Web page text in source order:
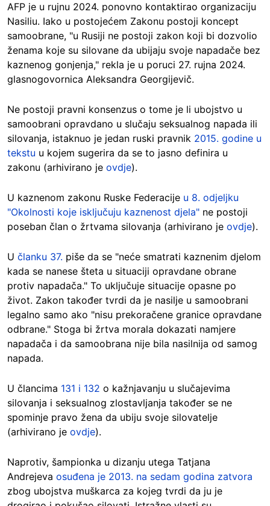
AFP je u rujnu 2024. ponovno kontaktirao organizaciju
Nasiliu. Iako u postojećem Zakonu postoji koncept
samoobrane, "u Rusiji ne postoji zakon koji bi dozvolio
ženama koje su silovane da ubijaju svoje napadače bez
kaznenog gonjenja," rekla je u poruci 27. rujna 2024.
glasnogovornica Aleksandra Georgijevič.
Ne postoji pravni konsenzus o tome je li ubojstvo u
samoobrani opravdano u slučaju seksualnog napada ili
silovanja, istaknuo je jedan ruski pravnik 2015. godine u
tekstu u kojem sugerira da se to jasno definira u
zakonu (arhivirano je ovdje).
U kaznenom zakonu Ruske Federacije u 8. odjeljku
"Okolnosti koje isključuju kaznenost djela" ne postoji
poseban član o žrtvama silovanja (arhivirano je ovdje).
U članku 37. piše da se "neće smatrati kaznenim djelom
kada se nanese šteta u situaciji opravdane obrane
protiv napadača." To uključuje situacije opasne po
život. Zakon također tvrdi da je nasilje u samoobrani
legalno samo ako "nisu prekoračene granice opravdane
odbrane." Stoga bi žrtva morala dokazati namjere
napadača i da samoobrana nije bila nasilnija od samog
napada.
U člancima 131 i 132 o kažnjavanju u slučajevima
silovanja i seksualnog zlostavljanja također se ne
spominje pravo žena da ubiju svoje silovatelje
(arhivirano je ovdje).
Naprotiv, šampionka u dizanju utega Tatjana
Andrejeva osuđena je 2013. na sedam godina zatvora
zbog ubojstva muškarca za kojeg tvrdi da ju je